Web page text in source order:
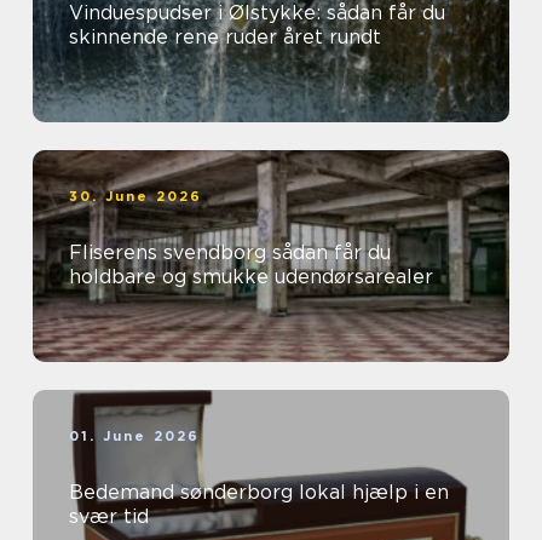
Vinduespudser i Ølstykke: sådan får du
skinnende rene ruder året rundt
30. June 2026
Fliserens svendborg sådan får du
holdbare og smukke udendørsarealer
01. June 2026
Bedemand sønderborg lokal hjælp i en
svær tid